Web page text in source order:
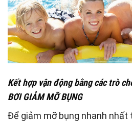
Kết hợp vận động bằng các trò
BƠI GIẢM MỠ BỤNG
Để giảm mỡ bụng nhanh nhất